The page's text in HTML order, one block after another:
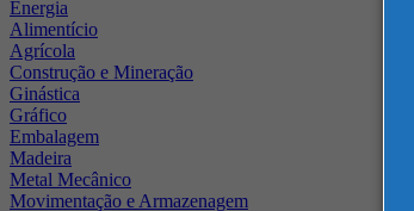
Energia
Alimentício
Agrícola
Construção e Mineração
Ginástica
Gráfico
Embalagem
Madeira
Metal Mecânico
Movimentação e Armazenagem